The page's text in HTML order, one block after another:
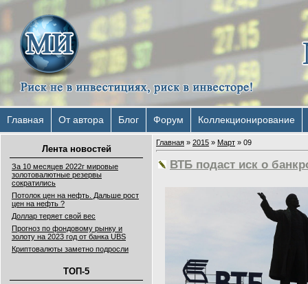
Главная От автора Блог Форум Коллекционирование
Лента новостей
За 10 месяцев 2022г мировые
золотовалютные резервы
сократились
Потолок цен на нефть. Дальше рост
цен на нефть ?
Доллар теряет свой вес
Прогноз по фондовому рынку и
золоту на 2023 год от банка UBS
Криптовалюты заметно подросли
ТОП-5
Главная » 2015 » Март » 09
ВТБ подаст иск о